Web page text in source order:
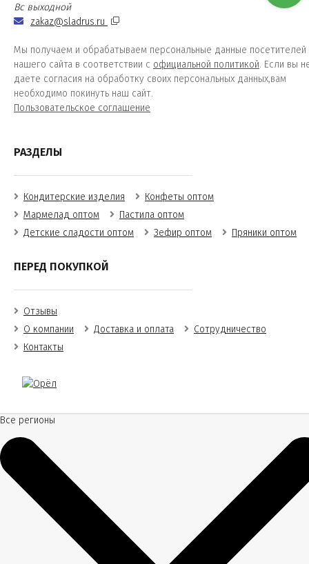
Вс выходной
zakaz@sladrus.ru
Мы получаем и обрабатываем персональные данные посетителей
нашего сайта в соответствии с официальной политикой. Если вы
даете согласия на обработку своих персональных данных,вам
необходимо покинуть наш сайт.
Пользовательское соглашение
РАЗДЕЛЫ
Кондитерские изделия
Конфеты оптом
Мармелад оптом
Пастила оптом
Детские сладости оптом
Зефир оптом Пряники оптом
ПЕРЕД ПОКУПКОЙ
Отзывы
О компании
Доставка и оплата
Сотрудничество
Контакты
Все регионы